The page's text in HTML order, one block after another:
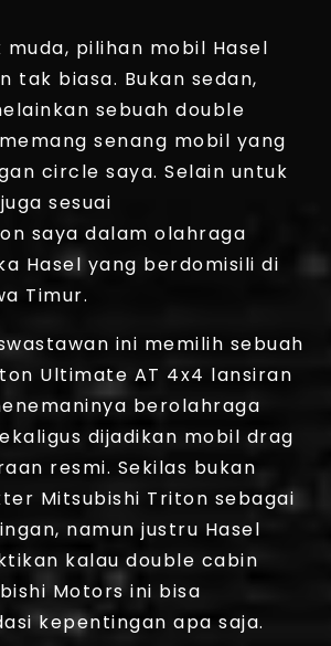
muda, pilihan mobil Hasel
tak biasa. Bukan sedan,
sebuah double
senang mobil yang
circle saya. Selain untuk
sesuai
saya dalam olahraga
Hasel yang berdomisili di
Timur.
ini memilih sebuah
Ultimate AT 4x4 lansiran
berolahraga
dijadikan mobil drag
resmi. Sekilas bukan
Mitsubishi Triton sebagai
namun justru Hasel
kalau double cabin
Motors ini bisa
kepentingan apa saja.